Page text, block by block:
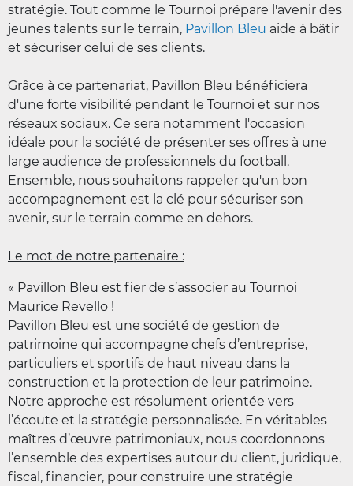
stratégie. Tout comme le Tournoi prépare l'avenir des
jeunes talents sur le terrain, Pavillon Bleu aide à bâtir
et sécuriser celui de ses clients.
Grâce à ce partenariat, Pavillon Bleu bénéficiera
d'une forte visibilité pendant le Tournoi et sur nos
réseaux sociaux. Ce sera notamment l'occasion
idéale pour la société de présenter ses offres à une
large audience de professionnels du football.
Ensemble, nous souhaitons rappeler qu'un bon
accompagnement est la clé pour sécuriser son
avenir, sur le terrain comme en dehors.
Le mot de notre partenaire :
« Pavillon Bleu est fier de s’associer au Tournoi
Maurice Revello !
Pavillon Bleu est une société de gestion de
patrimoine qui accompagne chefs d’entreprise,
particuliers et sportifs de haut niveau dans la
construction et la protection de leur patrimoine.
Notre approche est résolument orientée vers
l’écoute et la stratégie personnalisée. En véritables
maîtres d’œuvre patrimoniaux, nous coordonnons
l’ensemble des expertises autour du client, juridique,
fiscal, financier, pour construire une stratégie